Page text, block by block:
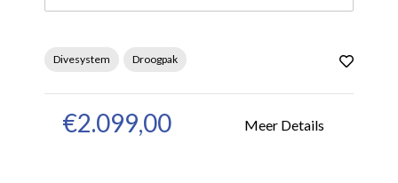
Divesystem Droogpak
€2.099,00 Meer Details